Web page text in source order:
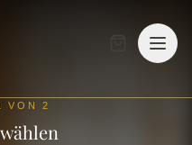
VON 2